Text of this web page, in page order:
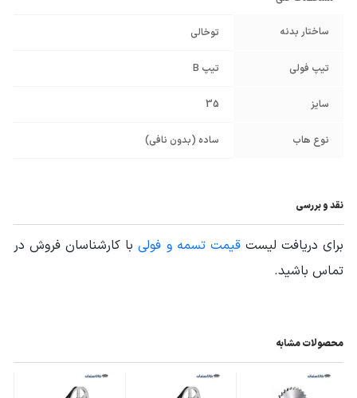
ساختار بدنه توخالی
تیپ فولی تیپ B
سایز 35
نوع هاب ساده (بدون نافی)
نقد و بررسی
برای دریافت لیستقیمت تسمه و فولیبا کارشناسان فروش در
تماس باشید.
محصولات مشابه